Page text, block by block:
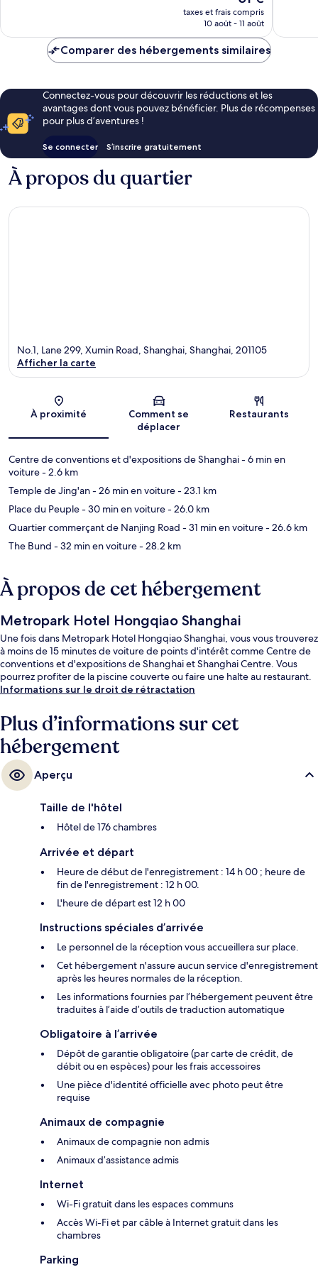
nouveau
prix
de
taxes et frais compris
10 août - 11 août
Comparer des hébergements similaires
Connectez-vous pour découvrir les réductions et les
avantages dont vous pouvez bénéficier. Plus de récompenses
pour plus d’aventures !
Se connecter S’inscrire gratuitement
À propos du quartier
Carte
No.1, Lane 299, Xumin Road, Shanghai, Shanghai, 201105
Afficher la carte
À proximité
Comment se
déplacer
Restaurants
Centre de conventions et d'expositions de Shanghai- 6 min en
voiture- 2.6 km
Temple de Jing'an- 26 min en voiture- 23.1 km
Place du Peuple- 30 min en voiture- 26.0 km
Quartier commerçant de Nanjing Road - 31 min en voiture- 26.6 km
The Bund - 32 min en voiture- 28.2 km
À propos de cet hébergement
Metropark Hotel Hongqiao Shanghai
Une fois dans Metropark Hotel Hongqiao Shanghai, vous vous trouverez
à moins de 15 minutes de voiture de points d'intérêt comme Centre de
conventions et d'expositions de Shanghai et Shanghai Centre. Vous
pourrez profiter de la piscine couverte ou faire une halte au restaurant.
Informations sur le droit de rétractation
Plus d’informations sur cet
hébergement
Aperçu
Taille de l'hôtel
Hôtel de 176 chambres
Arrivée et départ
Heure de début de l'enregistrement : 14 h 00 ; heure de
fin de l'enregistrement : 12 h 00.
L'heure de départ est 12 h 00
Instructions spéciales d’arrivée
Le personnel de la réception vous accueillera sur place.
Cet hébergement n'assure aucun service d'enregistrement
après les heures normales de la réception.
Les informations fournies par l’hébergement peuvent être
traduites à l’aide d’outils de traduction automatique
Obligatoire à l’arrivée
Dépôt de garantie obligatoire (par carte de crédit, de
débit ou en espèces) pour les frais accessoires
Une pièce d'identité officielle avec photo peut être
requise
Animaux de compagnie
Animaux de compagnie non admis
Animaux d’assistance admis
Internet
Wi-Fi gratuit dans les espaces communs
Accès Wi-Fi et par câble à Internet gratuit dans les
chambres
Parking